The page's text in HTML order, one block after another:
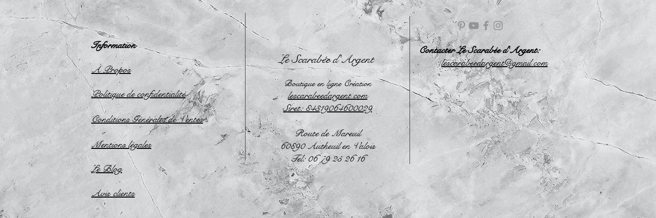
Le Scarabée d'Argent
Boutique en ligne Création
lescarabeedargent.com
Siret: 84319064600029
Route de Mareuil
60890 Autheuil en Valois
Tel: 06 79 25 26 16
Information
À Propos
Politique de confidentialité
Conditions Générales de Ventes
Mentions légales
Le Blog
Avis clients
Contacter Le Scarabée d'Argent:
lescarabeedargent@gmail.com